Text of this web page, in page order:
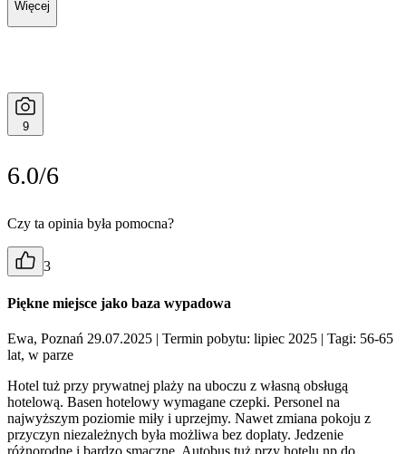
Więcej
9
6.0/6
Czy ta opinia była pomocna?
3
Piękne miejsce jako baza wypadowa
Ewa, Poznań 29.07.2025 | Termin pobytu: lipiec 2025 | Tagi: 56-65
lat, w parze
Hotel tuż przy prywatnej plaży na uboczu z własną obsługą
hotelową. Basen hotelowy wymagane czepki. Personel na
najwyższym poziomie miły i uprzejmy. Nawet zmiana pokoju z
przyczyn niezależnych była możliwa bez doplaty. Jedzenie